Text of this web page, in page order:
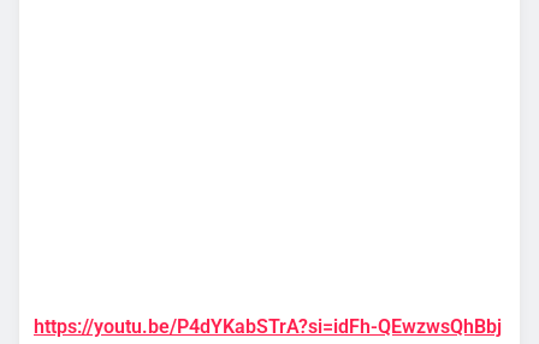
https://youtu.be/P4dYKabSTrA?si=idFh-QEwzwsQhBbj